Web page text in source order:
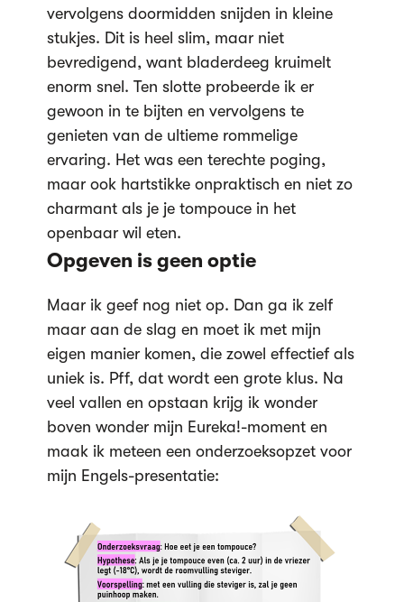
vervolgens doormidden snijden in kleine
stukjes. Dit is heel slim, maar niet
bevredigend, want bladerdeeg kruimelt
enorm snel. Ten slotte probeerde ik er
gewoon in te bijten en vervolgens te
genieten van de ultieme rommelige
ervaring. Het was een terechte poging,
maar ook hartstikke onpraktisch en niet zo
charmant als je je tompouce in het
openbaar wil eten.
Opgeven is geen optie
Maar ik geef nog niet op. Dan ga ik zelf
maar aan de slag en moet ik met mijn
eigen manier komen, die zowel effectief als
uniek is. Pff, dat wordt een grote klus. Na
veel vallen en opstaan krijg ik wonder
boven wonder mijn Eureka!-moment en
maak ik meteen een onderzoeksopzet voor
mijn Engels-presentatie: